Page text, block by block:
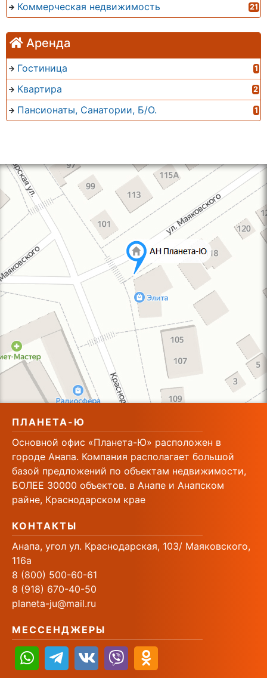
Коммерческая недвижимость 21
Аренда
Гостиница 1
Квартира 2
Пансионаты, Санатории, Б/О. 1
ПЛАНЕТА-Ю
Основной офис «Планета-Ю» расположен в
городе Анапа. Компания располагает большой
базой предложений по объектам недвижимости,
БОЛЕЕ 30000 объектов. в Анапе и Анапском
райне, Краснодарском крае
КОНТАКТЫ
Анапа, угол ул. Краснодарская, 103/ Маяковского,
116а
8 (800) 500-60-61
8 (918) 670-40-50
planeta-ju@mail.ru
МЕССЕНДЖЕРЫ